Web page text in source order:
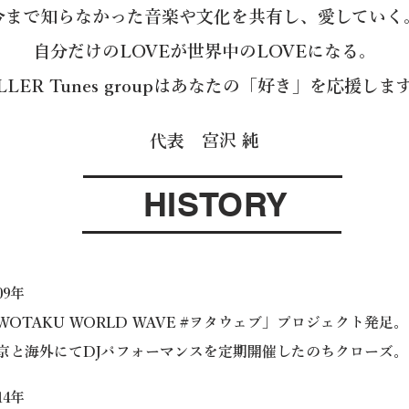
まで知らなかった音楽や文化を共有し、愛していく
自分だけのLOVEが世界中のLOVEになる。
Tunes groupはあなたの「好き」を応援しま
代表 宮沢 純
HISTORY
年
WOTAKU WORLD WAVE #ヲタウェブ」プロジェクト発足。
と海外にてDJパフォーマンスを定期開催したのちクローズ。​​
年